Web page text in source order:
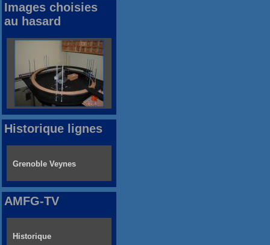
Images choisies
au hasard
Historique lignes
Grenoble Veynes
AMFG-TV
Historique